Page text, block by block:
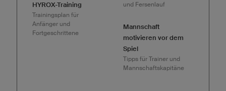
HYROX-Training
Trainingsplan für
Anfänger und
Fortgeschrittene
und Fersenlauf
Mannschaft
motivieren vor dem
Spiel
Tipps für Trainer und
Mannschaftskapitäne